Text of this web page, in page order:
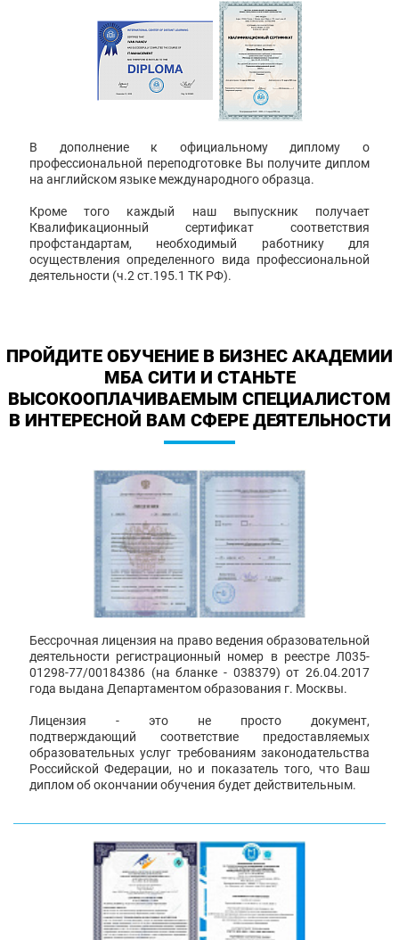
В дополнение к официальному диплому о
профессиональной переподготовке Вы получите диплом
на английском языке международного образца.
Кроме того каждый наш выпускник получает
Квалификационный сертификат соответствия
профстандартам, необходимый работнику для
осуществления определенного вида профессиональной
деятельности (ч.2 ст.195.1 ТК РФ).
ПРОЙДИТЕ ОБУЧЕНИЕ В БИЗНЕС АКАДЕМИИ
МБА СИТИ И СТАНЬТЕ
ВЫСОКООПЛАЧИВАЕМЫМ СПЕЦИАЛИСТОМ
В ИНТЕРЕСНОЙ ВАМ СФЕРЕ ДЕЯТЕЛЬНОСТИ
Бессрочная лицензия на право ведения образовательной
деятельности регистрационный номер в реестре Л035-
01298-77/00184386 (на бланке - 038379) от 26.04.2017
года выдана Департаментом образования г. Москвы.
Лицензия - это не просто документ,
подтверждающий соответствие предоставляемых
образовательных услуг требованиям законодательства
Российской Федерации, но и показатель того, что Ваш
диплом об окончании обучения будет действительным.